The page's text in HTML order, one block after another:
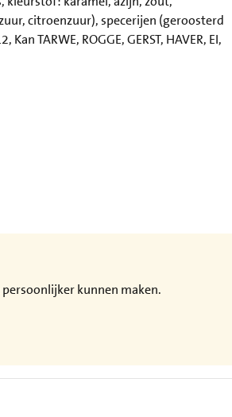
citroenzuur), specerijen (geroosterd
TARWE, ROGGE, GERST, HAVER, EI,
kunnen maken.